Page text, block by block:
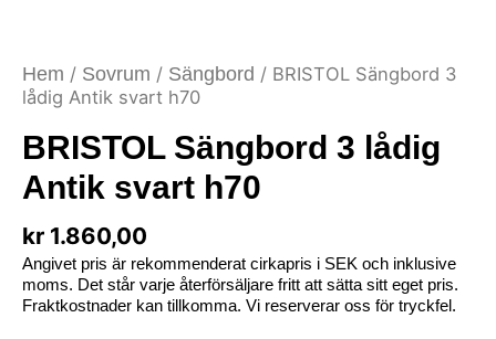
Hem / Sovrum / Sängbord / BRISTOL Sängbord 3
lådig Antik svart h70
BRISTOL Sängbord 3 lådig
Antik svart h70
kr 1.860,00
Angivet pris är rekommenderat cirkapris i SEK och inklusive
moms. Det står varje återförsäljare fritt att sätta sitt eget pris.
Fraktkostnader kan tillkomma. Vi reserverar oss för tryckfel.